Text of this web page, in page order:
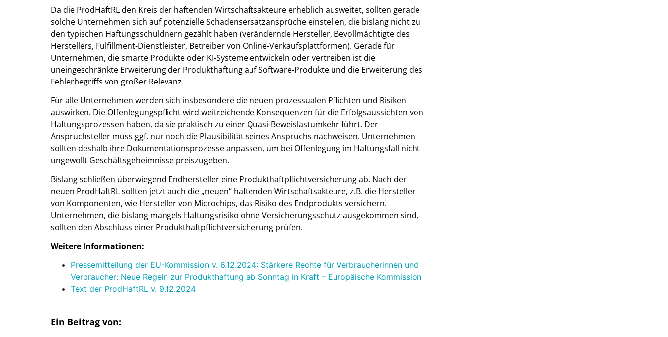
Da die ProdHaftRL den Kreis der haftenden Wirtschaftsakteure erheblich ausweitet, sollten gerade
solche Unternehmen sich auf potenzielle Schadensersatzansprüche einstellen, die bislang nicht zu
den typischen Haftungsschuldnern gezählt haben (verändernde Hersteller, Bevollmächtigte des
Herstellers, Fulfillment-Dienstleister, Betreiber von Online-Verkaufsplattformen). Gerade für
Unternehmen, die smarte Produkte oder KI-Systeme entwickeln oder vertreiben ist die
uneingeschränkte Erweiterung der Produkthaftung auf Software-Produkte und die Erweiterung des
Fehlerbegriffs von großer Relevanz.
Für alle Unternehmen werden sich insbesondere die neuen prozessualen Pflichten und Risiken
auswirken. Die Offenlegungspflicht wird weitreichende Konsequenzen für die Erfolgsaussichten von
Haftungsprozessen haben, da sie praktisch zu einer Quasi-Beweislastumkehr führt. Der
Anspruchsteller muss ggf. nur noch die Plausibilität seines Anspruchs nachweisen. Unternehmen
sollten deshalb ihre Dokumentationsprozesse anpassen, um bei Offenlegung im Haftungsfall nicht
ungewollt Geschäftsgeheimnisse preiszugeben.
Bislang schließen überwiegend Endhersteller eine Produkthaftpflichtversicherung ab. Nach der
neuen ProdHaftRL sollten jetzt auch die „neuen“ haftenden Wirtschaftsakteure, z.B. die Hersteller
von Komponenten, wie Hersteller von Microchips, das Risiko des Endprodukts versichern.
Unternehmen, die bislang mangels Haftungsrisiko ohne Versicherungsschutz ausgekommen sind,
sollten den Abschluss einer Produkthaftpflichtversicherung prüfen.
Weitere Informationen:
Pressemitteilung der EU-Kommission v. 6.12.2024: Stärkere Rechte für Verbraucherinnen und
Verbraucher: Neue Regeln zur Produkthaftung ab Sonntag in Kraft – Europäische Kommission
Text der ProdHaftRL v. 9.12.2024
Ein Beitrag von: